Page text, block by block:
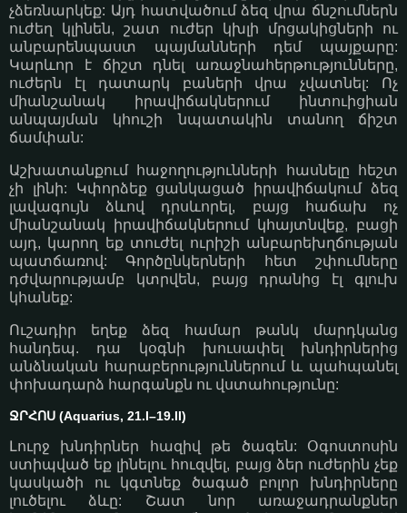
չձեռնարկեք: Այդ հատվածում ձեզ վրա ճնշումներն
ուժեղ կլինեն, շատ ուժեր կխլի մրցակիցների ու
անբարենպաստ պայմանների դեմ պայքարը:
Կարևոր է ճիշտ դնել առաջնահերթությունները,
ուժերն էլ դատարկ բաների վրա չվատնել: Ոչ
միանշանակ իրավիճակներում ինտուիցիան
անպայման կհուշի նպատակին տանող ճիշտ
ճամփան:
Աշխատանքում հաջողությունների հասնելը հեշտ
չի լինի: Կփորձեք ցանկացած իրավիճակում ձեզ
լավագույն ձևով դրսևորել, բայց հաճախ ոչ
միանշանակ իրավիճակներում կհայտնվեք, բացի
այդ, կարող եք տուժել ուրիշի անբարեխղճության
պատճառով: Գործընկերների հետ շփումները
դժվարությամբ կտրվեն, բայց դրանից էլ գլուխ
կհանեք:
Ուշադիր եղեք ձեզ համար թանկ մարդկանց
հանդեպ. դա կօգնի խուսափել խնդիրներից
անձնական հարաբերություններում և պահպանել
փոխադարձ հարգանքն ու վստահությունը:
ՋՐՀՈՍ (Aquarius, 21.I–19.II)
Լուրջ խնդիրներ հազիվ թե ծագեն: Օգոստոսին
ստիպված եք լինելու հուզվել, բայց ձեր ուժերին չեք
կասկածի ու կգտնեք ծագած բոլոր խնդիրները
լուծելու ձևը: Շատ նոր առաջադրանքներ